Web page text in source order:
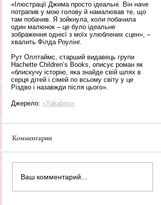
«Ілюстрації Джима просто ідеальні. Він наче
потрапив у мою голову й намалював те, що
там побачив. Я зойкнула, коли побачила
один малюнок – це було ідеальне
зображення однієї з моїх улюблених сцен», –
хвалить Філда Роулінг.
Рут Оллтаймс, старший видавець групи
Hachette Children’s Books, описує роман як
«блискучу історію, яка знайде свій шлях в
серця дітей і сімей по всьому світу у це
Різдво і назавжди після цього».
Джерело: «Yakaboo»
Комментарии
Ваш комментарий...